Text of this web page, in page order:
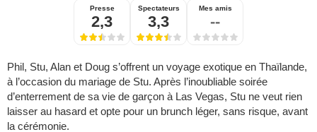
Presse
2,3
Spectateurs
3,3
Mes amis
--
Phil, Stu, Alan et Doug s’offrent un voyage exotique en Thaïlande,
à l’occasion du mariage de Stu. Après l’inoubliable soirée
d’enterrement de sa vie de garçon à Las Vegas, Stu ne veut rien
laisser au hasard et opte pour un brunch léger, sans risque, avant
la cérémonie.